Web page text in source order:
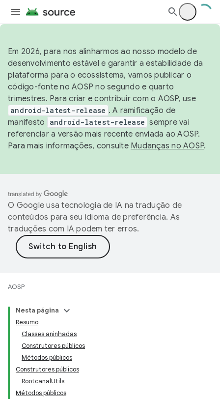
Em 2026, para nos alinharmos ao nosso modelo de
desenvolvimento estável e garantir a estabilidade da
plataforma para o ecossistema, vamos publicar o
código-fonte no AOSP no segundo e quarto
trimestres. Para criar e contribuir com o AOSP, use
android-latest-release . A ramificação de
manifesto
android-latest-release sempre vai
referenciar a versão mais recente enviada ao AOSP.
Para mais informações, consulte Mudanças no AOSP.
O Google usa tecnologia de IA na tradução de
conteúdos para seu idioma de preferência. As
traduções com IA podem ter erros.
AOSP
Nesta página
Resumo
Classes aninhadas
Construtores públicos
Métodos públicos
Construtores públicos
RootcanalUtils
Métodos públicos